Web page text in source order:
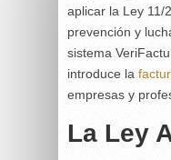
aplicar la Ley 11/
prevención y
sistema
introduce la
empresas y
La Ley